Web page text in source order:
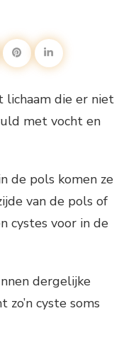
lichaam die er niet
met vocht en
de pols komen ze
van de pols of
cystes voor in de
dergelijke
cyste soms